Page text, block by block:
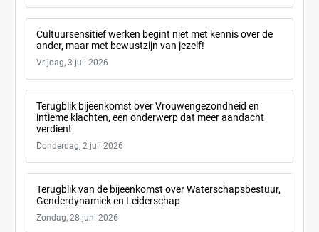
Cultuursensitief werken begint niet met kennis over de
ander, maar met bewustzijn van jezelf!
Vrijdag, 3 juli 2026
Terugblik bijeenkomst over Vrouwengezondheid en
intieme klachten, een onderwerp dat meer aandacht
verdient
Donderdag, 2 juli 2026
Terugblik van de bijeenkomst over Waterschapsbestuur,
Genderdynamiek en Leiderschap
Zondag, 28 juni 2026